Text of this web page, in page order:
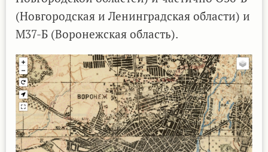
(Новгородская и Ленинградская области) и
M37-Б (Воронежская область).